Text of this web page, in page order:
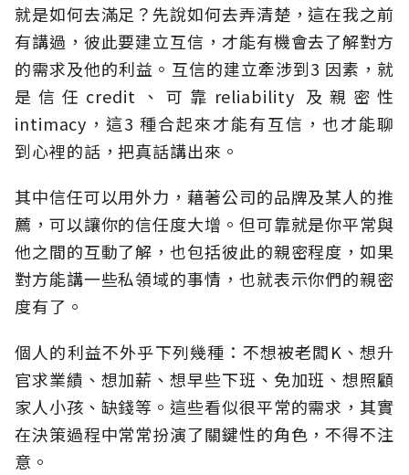
就是如何去滿足？先說如何去弄清楚，這在我之前
有講過，彼此要建立互信，才能有機會去了解對方
的需求及他的利益。互信的建立牽涉到3 因素，就
是信任credit、可靠reliability 及親密性
intimacy，這3 種合起來才能有互信，也才能聊
到心裡的話，把真話講出來。
其中信任可以用外力，藉著公司的品牌及某人的推
薦，可以讓你的信任度大增。但可靠就是你平常與
他之間的互動了解，也包括彼此的親密程度，如果
對方能講一些私領域的事情，也就表示你們的親密
度有了。
個人的利益不外乎下列幾種：不想被老闆K、想升
官求業績、想加薪、想早些下班、免加班、想照顧
家人小孩、缺錢等。這些看似很平常的需求，其實
在決策過程中常常扮演了關鍵性的角色，不得不注
意。